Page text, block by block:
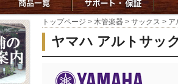
トップページ > 木管楽器 > サックス > ア
ヤマハ アルトサッ